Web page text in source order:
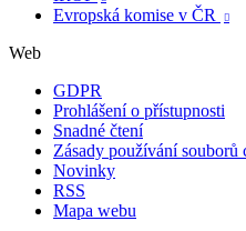
Evropská komise v ČR 
Web
GDPR
Prohlášení o přístupnosti
Snadné čtení
Zásady používání souborů
Novinky
RSS
Mapa webu